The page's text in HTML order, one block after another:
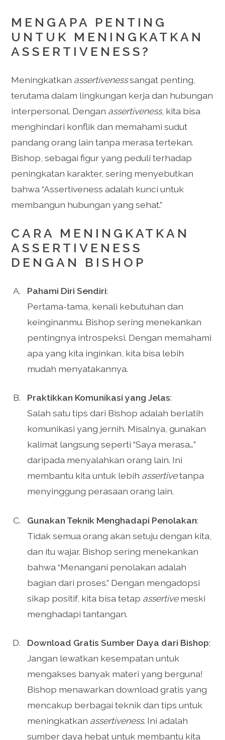
MENGAPA PENTING
UNTUK MENINGKATKAN
ASSERTIVENESS?
Meningkatkan assertivenesssangat penting,
terutama dalam lingkungan kerja dan hubungan
interpersonal. Dengan assertiveness, kita bisa
menghindari konflik dan memahami sudut
pandang orang lain tanpa merasa tertekan.
Bishop, sebagai figur yang peduli terhadap
peningkatan karakter, sering menyebutkan
bahwa “Assertiveness adalah kunci untuk
membangun hubungan yang sehat.”
CARA MENINGKATKAN
ASSERTIVENESS
DENGAN BISHOP
Pahami Diri Sendiri:
Pertama-tama, kenali kebutuhan dan
keinginanmu. Bishop sering menekankan
pentingnya introspeksi. Dengan memahami
apa yang kita inginkan, kita bisa lebih
mudah menyatakannya.
Praktikkan Komunikasi yang Jelas:
Salah satu tips dari Bishop adalah berlatih
komunikasi yang jernih. Misalnya, gunakan
kalimat langsung seperti “Saya merasa…”
daripada menyalahkan orang lain. Ini
membantu kita untuk lebih assertivetanpa
menyinggung perasaan orang lain.
Gunakan Teknik Menghadapi Penolakan:
Tidak semua orang akan setuju dengan kita,
dan itu wajar. Bishop sering menekankan
bahwa “Menangani penolakan adalah
bagian dari proses.” Dengan mengadopsi
sikap positif, kita bisa tetap assertivemeski
menghadapi tantangan.
Download Gratis Sumber Daya dari Bishop:
Jangan lewatkan kesempatan untuk
mengakses banyak materi yang berguna!
Bishop menawarkan download gratis yang
mencakup berbagai teknik dan tips untuk
meningkatkan assertiveness. Ini adalah
sumber daya hebat untuk membantu kita